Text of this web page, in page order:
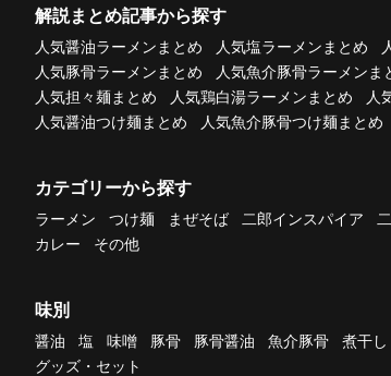
解説まとめ記事から探す
人気醤油ラーメンまとめ 人気塩ラーメンまとめ
人気豚骨ラーメンまとめ
人気魚介豚骨ラーメンま
人気担々麺まとめ
人気鶏白湯ラーメンまとめ
人
人気醤油つけ麺まとめ
人気魚介豚骨つけ麺まとめ
カテゴリーから探す
ラーメン つけ麺 まぜそば 二郎インスパイア
カレー
その他
味別
醤油 塩 味噌 豚骨 豚骨醤油 魚介豚骨 煮干し
グッズ・セット